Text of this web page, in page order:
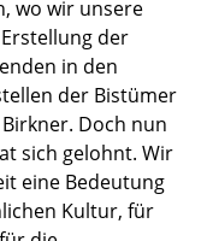
wo wir unsere
der
in den
der Bistümer
Doch nun
sich gelohnt. Wir
eine Bedeutung
Kultur, für